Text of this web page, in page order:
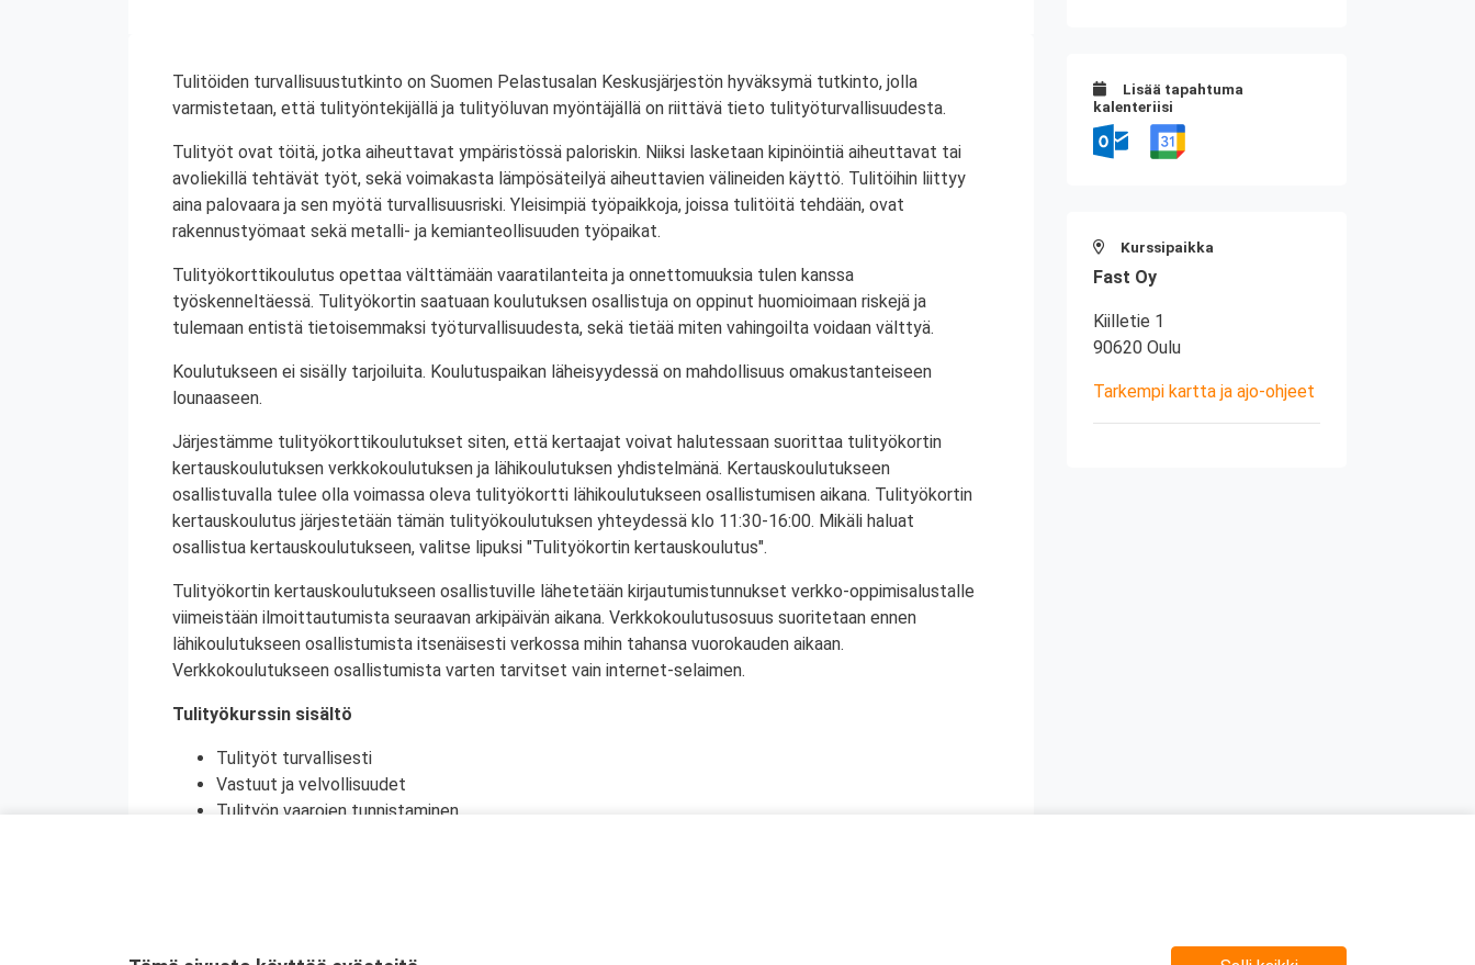
Tulitöiden turvallisuustutkinto on Suomen Pelastusalan Keskusjärjestön hyväksymä tutkinto, jolla
varmistetaan, että tulityöntekijällä ja tulityöluvan myöntäjällä on riittävä tieto tulityöturvallisuudesta.
Tulityöt ovat töitä, jotka aiheuttavat ympäristössä paloriskin. Niiksi lasketaan kipinöintiä aiheuttavat tai
avoliekillä tehtävät työt, sekä voimakasta lämpösäteilyä aiheuttavien välineiden käyttö. Tulitöihin liittyy
aina palovaara ja sen myötä turvallisuusriski. Yleisimpiä työpaikkoja, joissa tulitöitä tehdään, ovat
rakennustyömaat sekä metalli- ja kemianteollisuuden työpaikat.
Tulityökorttikoulutus opettaa välttämään vaaratilanteita ja onnettomuuksia tulen kanssa
työskenneltäessä. Tulityökortin saatuaan koulutuksen osallistuja on oppinut huomioimaan riskejä ja
tulemaan entistä tietoisemmaksi työturvallisuudesta, sekä tietää miten vahingoilta voidaan välttyä.
Koulutukseen ei sisälly tarjoiluita. Koulutuspaikan läheisyydessä on mahdollisuus omakustanteiseen
lounaaseen.
Järjestämme tulityökorttikoulutukset siten, että kertaajat voivat halutessaan suorittaa tulityökortin
kertauskoulutuksen verkkokoulutuksen ja lähikoulutuksen yhdistelmänä. Kertauskoulutukseen
osallistuvalla tulee olla voimassa oleva tulityökortti lähikoulutukseen osallistumisen aikana. Tulityökortin
kertauskoulutus järjestetään tämän tulityökoulutuksen yhteydessä klo 11:30-16:00. Mikäli haluat
osallistua kertauskoulutukseen, valitse lipuksi "Tulityökortin kertauskoulutus".
Tulityökortin kertauskoulutukseen osallistuville lähetetään kirjautumistunnukset verkko-oppimisalustalle
viimeistään ilmoittautumista seuraavan arkipäivän aikana. Verkkokoulutusosuus suoritetaan ennen
lähikoulutukseen osallistumista itsenäisesti verkossa mihin tahansa vuorokauden aikaan.
Verkkokoulutukseen osallistumista varten tarvitset vain internet-selaimen.
Tulityökurssin sisältö
Tulityöt turvallisesti
Vastuut ja velvollisuudet
Tulityön vaarojen tunnistaminen
Tulityökortti on voimassa viisi vuotta. Tulityökortti on voimassa Suomen lisäksi myös Norjassa ja
Lisää tapahtuma
kalenteriisi
Kurssipaikka
Fast Oy
Kiilletie 1
90620 Oulu
Tarkempi kartta ja ajo-ohjeet